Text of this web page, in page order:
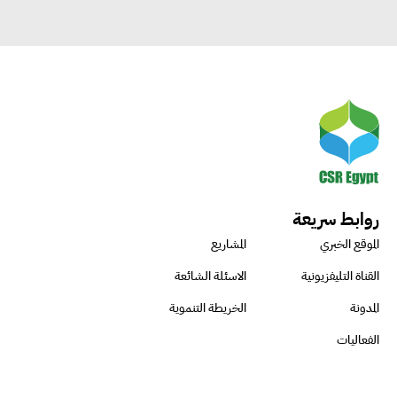
روابط سريعة
الموقع الخبري
المشاريع
القناة التليفزيونية
الاسئلة الشائعة
المدونة
الخريطة التنموية
الفعاليات